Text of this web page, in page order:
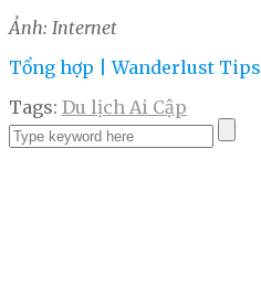
Ảnh: Internet
Tổng hợp | Wanderlust Tips
Tags: Du lịch Ai Cập